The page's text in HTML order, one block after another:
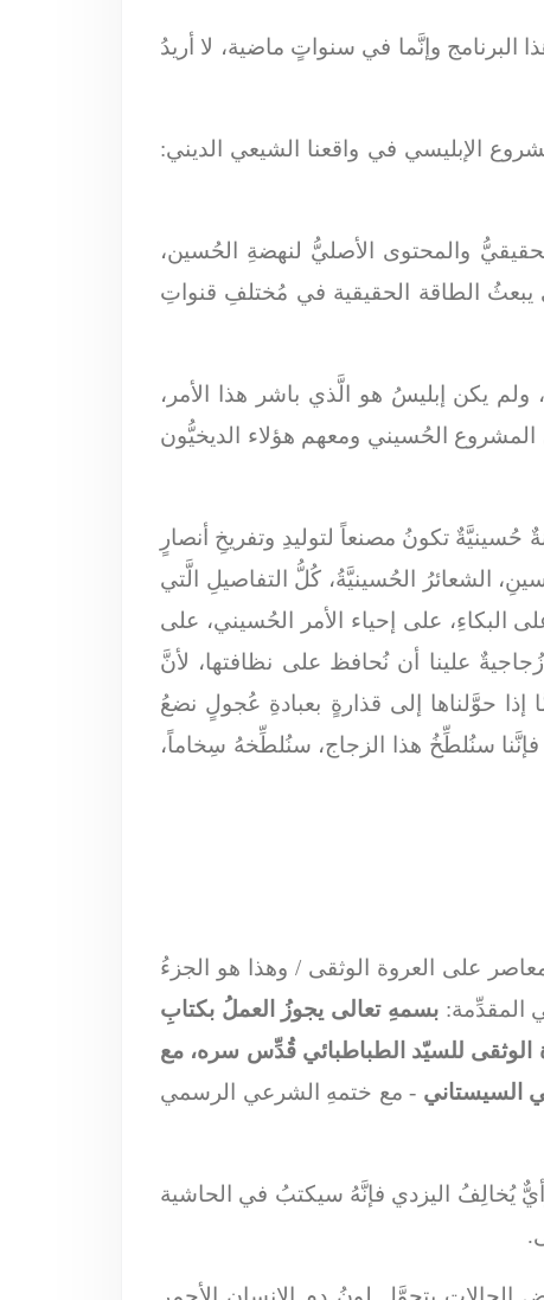
وإنَّما في سنواتٍ ماضية، لا أريدُ
الإبليسي في واقعنا الشيعي الديني:
والمحتوى الأصليُّ لنهضةِ الحُسين،
الطاقة الحقيقية في مُختلفِ قنواتِ
يكن إبليسُ هو الَّذي باشر هذا الأمر،
الحُسيني ومعهم هؤلاء الديخيُّون
تكونُ مصنعاً لتوليدِ وتفريخِ أنصارٍ
الشعائرُ الحُسينيَّةُ، كُلُّ التفاصيلِ الَّتي
البكاءِ، على إحياء الأمر الحُسيني، على
علينا أن نُحافظ على نظافتها، لأنَّ
حوَّلناها إلى قذارةٍ بعبادةِ عُجولٍ نضعُ
سنُلطِّخُ هذا الزجاج، سنُلطِّخهُ سِخاماً،
على العروة الوثقى / وهذا هو الجزءُ
المقدِّمة:بسمهِ تعالى يجوزُ العملُ بكتابِ
الوثقى للسيّد الطباطبائي قُدِّس سره، مع
- مع ختمهِ الشرعي الرسمي
يُخالِفُ اليزدي فإنَّهُ سيكتبُ في الحاشية